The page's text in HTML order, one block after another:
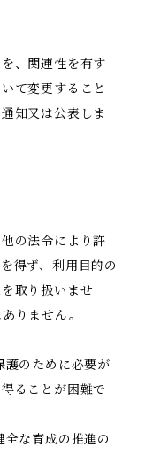
、関連性を有す
て変更すること
知又は公表しま
の法令により許
得ず、利用目的の
取り扱いませ
りません。
護のために必要が
ることが困難で
全な育成の推進の